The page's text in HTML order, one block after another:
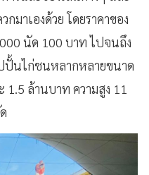
มาเองด้วย โดยราคาของ
นัด 100 บาท ไปจนถึง
ปั้นไก่ชนหลากหลายขนาด
1.5 ล้านบาท ความสูง 11